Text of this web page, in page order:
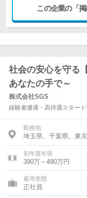
この企業の「
社会の安心を守る
あなたの手で～
株式会社SGS
経験者優遇・高待遇スター
勤務地
埼玉県、千葉県、東
初年度年収
390万～490万円
雇用形態
正社員